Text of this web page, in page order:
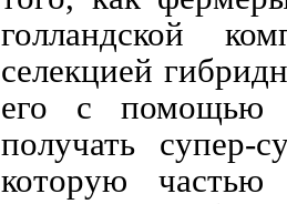
голландской
селекцией
его с помощью
получать супер-
которую